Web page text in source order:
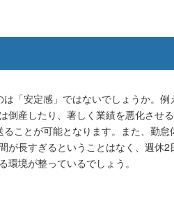
「安定感」ではないでしょうか。例
倒産したり、著しく業績を悪化させ
ことが可能となります。また、勤怠
長すぎるということはなく、週休2
境が整っているでしょう。